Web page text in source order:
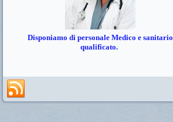
Disponiamo di personale Medico e sanitario
qualificato.